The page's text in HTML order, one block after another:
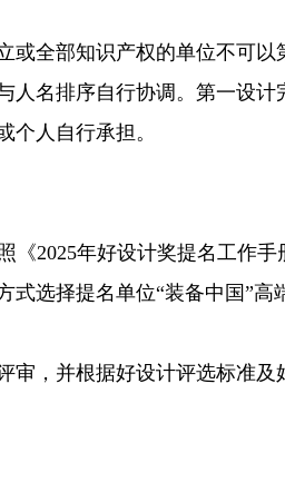
全部知识产权的单位不可以
名排序自行协调。第一设
人自行承担。
2025年好设计奖提名工作
选择提名单位“装备中国”高
并根据好设计评选标准及